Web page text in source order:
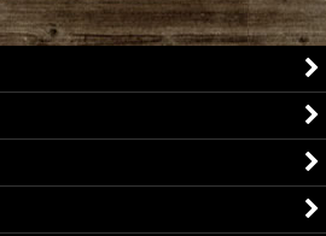
］対応 カスタムパーツ
］対応 カスタムパーツ
］対応 カスタムパーツ